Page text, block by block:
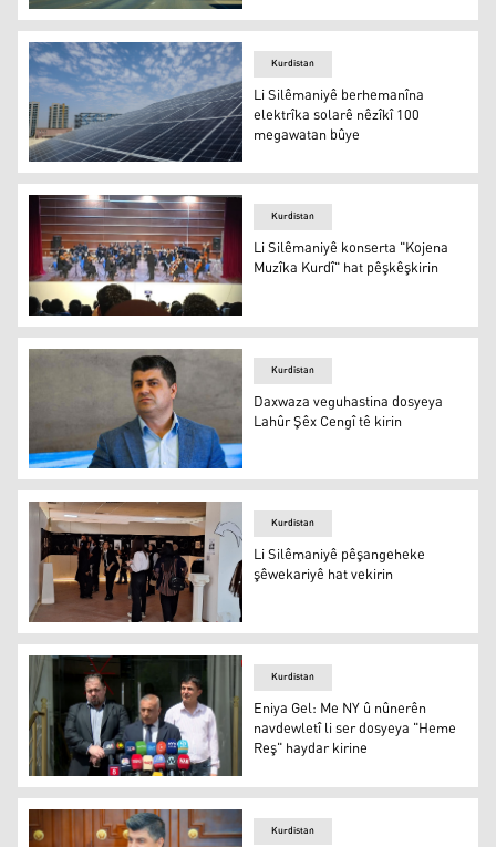
Silêmanî
Li Silêmaniyê berhemanîna elektrîka solarê nêzîkî 100
Kurdistan
Li Silêmaniyê berhemanîna
elektrîka solarê nêzîkî 100
megawatan bûye
Silêmanî
Kurdistan
Li Silêmaniyê konserta "Kojena
Muzîka Kurdî" hat pêşkêşkirin
Lahûr Şêx Cengî
Kurdistan
Daxwaza veguhastina dosyeya
Lahûr Şêx Cengî tê kirin
Li Silêmaniyê pêşangeheke şêwekariyê hat vekirin
Kurdistan
Li Silêmaniyê pêşangeheke
şêwekariyê hat vekirin
Eniya Gel: Me NY û nûnerên navdewletî li ser dosyeya
Kurdistan
Eniya Gel: Me NY û nûnerên
navdewletî li ser dosyeya "Heme
Reş" haydar kirine
Kurdistan